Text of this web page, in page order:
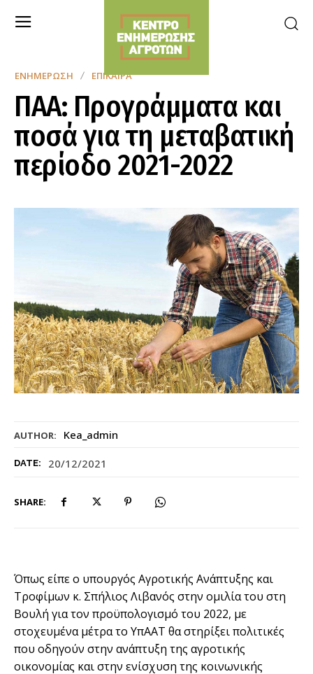
AUTHOR: Kea_admin
DATE: 20/12/2021
SHARE:
ΕΝΗΜΈΡΩΣΗ ΕΠΊΚΑΙΡΑ
ΠΑΑ: Προγράμματα και
ποσά για τη μεταβατική
περίοδο 2021-2022
Όπως είπε ο υπουργός Αγροτικής Ανάπτυξης και
Τροφίμων κ. Σπήλιος Λιβανός στην ομιλία του στη
Βουλή για τον προϋπολογισμό του 2022, με
στοχευμένα μέτρα το ΥπΑΑΤ θα στηρίξει πολιτικές
που οδηγούν στην ανάπτυξη της αγροτικής
οικονομίας και στην ενίσχυση της κοινωνικής